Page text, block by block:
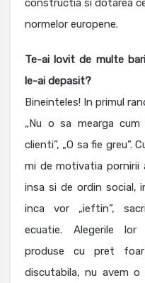
constructia si dotarea
normelor europene.
Te-ai lovit de multe
le-ai depasit?
Bineinteles! In primul
„Nu o sa mearga
clienti”, „O sa fie greu”.
mi de motivatia pornirii
insa si de ordin social,
inca vor „ieftin”,
ecuatie. Alegerile
produse cu pret
discutabila, nu avem